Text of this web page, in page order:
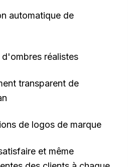
automatique de
d'ombres réalistes
transparent de
de logos de marque
et même